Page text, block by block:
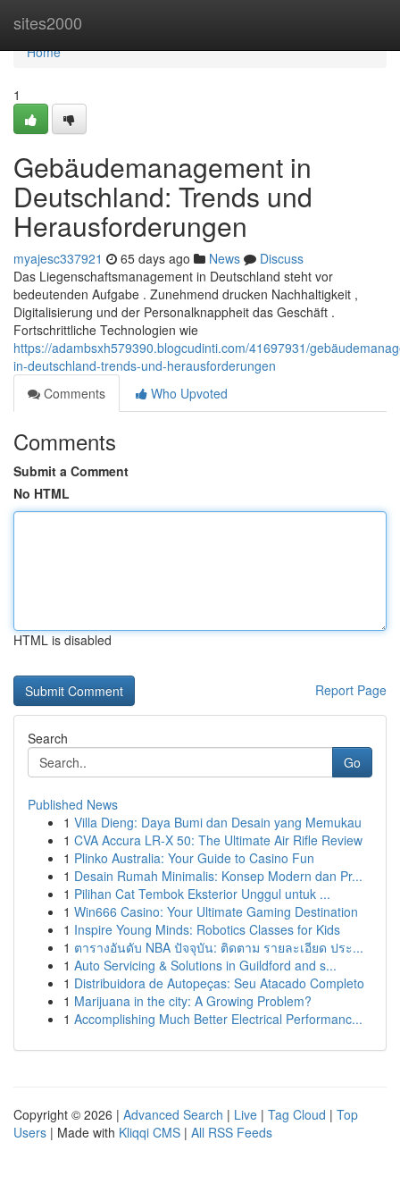
sites2000
Home
Home
1
Gebäudemanagement in
Deutschland: Trends und
Herausforderungen
myajesc337921 65 days ago News
Discuss
Das Liegenschaftsmanagement in Deutschland steht vor
bedeutenden Aufgabe . Zunehmend drucken Nachhaltigkeit ,
Digitalisierung und der Personalknappheit das Geschäft .
Fortschrittliche Technologien wie
https://adambsxh579390.blogcudinti.com/41697931/
in-deutschland-trends-und-herausforderungen
Comments
Who Upvoted
Comments
Submit a Comment
No HTML
HTML is disabled
Report Page
Search
Go
Published News
1 Villa Dieng: Daya Bumi dan Desain yang Memukau
1 CVA Accura LR-X 50: The Ultimate Air Rifle Review
1 Plinko Australia: Your Guide to Casino Fun
1 Desain Rumah Minimalis: Konsep Modern dan Pr...
1 Pilihan Cat Tembok Eksterior Unggul untuk ...
1 Win666 Casino: Your Ultimate Gaming Destination
1 Inspire Young Minds: Robotics Classes for Kids
1 ตารางอันดับ NBA ปัจจุบัน: ติดตาม รายละเอียด ประ...
1 Auto Servicing & Solutions in Guildford and s...
1 Distribuidora de Autopeças: Seu Atacado Completo
1 Marijuana in the city: A Growing Problem?
1 Accomplishing Much Better Electrical Performanc...
Copyright © 2026 | Advanced Search | Live | Tag Cloud | Top
Users | Made with Kliqqi CMS | All RSS Feeds